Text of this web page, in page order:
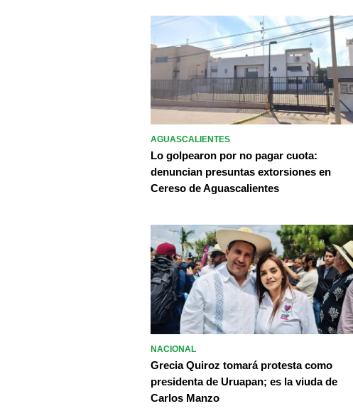
AGUASCALIENTES
Lo golpearon por no pagar cuota:
denuncian presuntas extorsiones en
Cereso de Aguascalientes
NACIONAL
Grecia Quiroz tomará protesta como
presidenta de Uruapan; es la viuda de
Carlos Manzo